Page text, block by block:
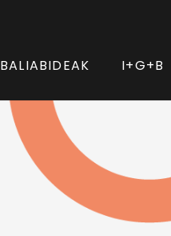
BALIABIDEAK I+G+B